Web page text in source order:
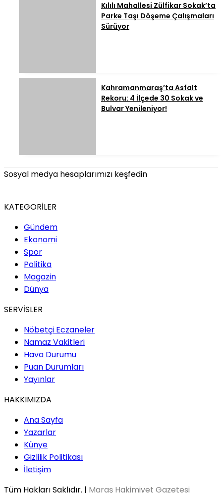
Kılılı Mahallesi Zülfikar Sokak’ta
Parke Taşı Döşeme Çalışmaları
Sürüyor
Kahramanmaraş’ta Asfalt
Rekoru: 4 İlçede 30 Sokak ve
Bulvar Yenileniyor!
Sosyal medya hesaplarımızı keşfedin
KATEGORİLER
Gündem
Ekonomi
Spor
Politika
Magazin
Dünya
SERVİSLER
Nöbetçi Eczaneler
Namaz Vakitleri
Hava Durumu
Puan Durumları
Yayınlar
HAKKIMIZDA
Ana Sayfa
Yazarlar
Künye
Gizlilik Politikası
İletişim
Tüm Hakları Saklıdır. | Maraş Hakimiyet Gazetesi